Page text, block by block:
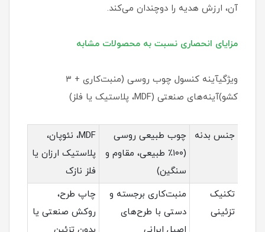
آن، ارزش هدیه را دوچندان می‌کند.
مزایای انحصاری نسبت به محصولات مشابه
ویژگیآینه کنسول چوب روسی (منبت‌کاری + ۳
کشو)آینه‌های صنعتی (MDF، پلاستیک یا فلز)
جنس بدنه
چوب طبیعی روسی
(۱۰۰٪ طبیعی، مقاوم و
سنگین)
MDF، نئوپان،
پلاستیک ارزان یا
فلز نازک
تکنیک
تزئینی
منبت‌کاری برجسته و
دستی با طرح‌های
چاپ طرح،
روکش صنعتی یا